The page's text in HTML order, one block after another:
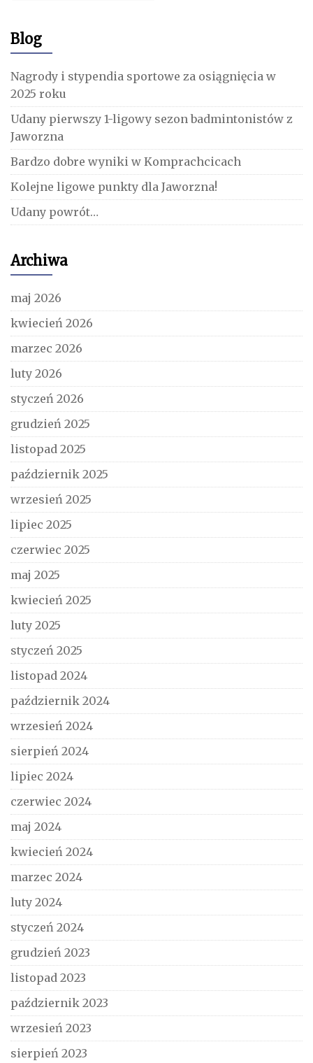
Blog
Nagrody i stypendia sportowe za osiągnięcia w
2025 roku
Udany pierwszy 1-ligowy sezon badmintonistów z
Jaworzna
Bardzo dobre wyniki w Komprachcicach
Kolejne ligowe punkty dla Jaworzna!
Udany powrót…
Archiwa
maj 2026
kwiecień 2026
marzec 2026
luty 2026
styczeń 2026
grudzień 2025
listopad 2025
październik 2025
wrzesień 2025
lipiec 2025
czerwiec 2025
maj 2025
kwiecień 2025
luty 2025
styczeń 2025
listopad 2024
październik 2024
wrzesień 2024
sierpień 2024
lipiec 2024
czerwiec 2024
maj 2024
kwiecień 2024
marzec 2024
luty 2024
styczeń 2024
grudzień 2023
listopad 2023
październik 2023
wrzesień 2023
sierpień 2023